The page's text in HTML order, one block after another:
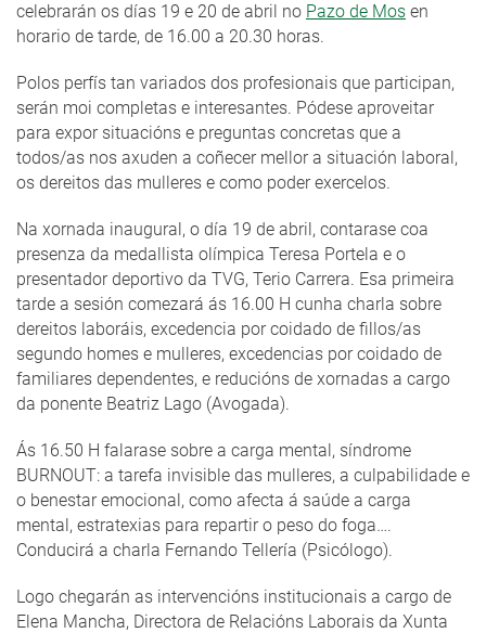
celebrarán os días 19 e 20 de abril no Pazo de Mos en
horario de tarde, de 16.00 a 20.30 horas.
Polos perfís tan variados dos profesionais que participan,
serán moi completas e interesantes. Pódese aproveitar
para expor situacións e preguntas concretas que a
todos/as nos axuden a coñecer mellor a situación laboral,
os dereitos das mulleres e como poder exercelos.
Na xornada inaugural, o día 19 de abril, contarase coa
presenza da medallista olímpica Teresa Portela e o
presentador deportivo da TVG, Terio Carrera. Esa primeira
tarde a sesión comezará ás 16.00 H cunha charla sobre
dereitos laboráis, excedencia por coidado de fillos/as
segundo homes e mulleres, excedencias por coidado de
familiares dependentes, e reducións de xornadas a cargo
da ponente Beatriz Lago (Avogada).
Ás 16.50 H falarase sobre a carga mental, síndrome
BURNOUT: a tarefa invisible das mulleres, a culpabilidade e
o benestar emocional, como afecta á saúde a carga
mental, estratexias para repartir o peso do foga….
Conducirá a charla Fernando Tellería (Psicólogo).
Logo chegarán as intervencións institucionais a cargo de
Elena Mancha, Directora de Relacións Laborais da Xunta